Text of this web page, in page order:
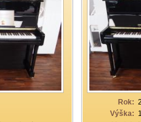
Rok:
Výška: